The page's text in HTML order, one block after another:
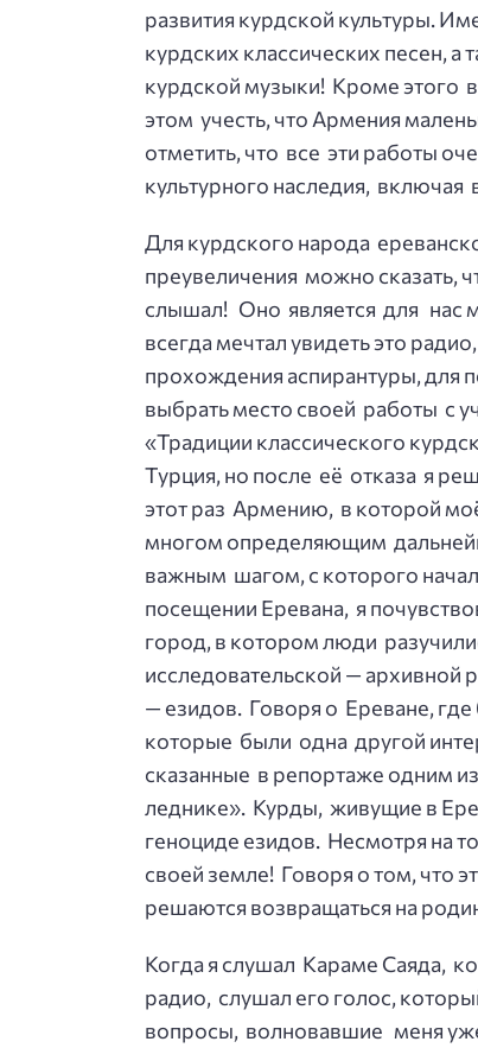
развития курдской культуры.
курдских классических песен,
курдской музыки! Кроме этого
этом учесть, что Армения
отметить, что все эти работы
культурного наследия,
Для курдского народа
преувеличения можно сказать,
слышал! Оно является для нас
всегда мечтал увидеть это
прохождения аспирантуры, для
выбрать место своей работы с
«Традиции классического
Турция, но после её отказа я
этот раз Армению, в которой
многом определяющим
важным шагом, с которого
посещении Еревана, я
город, в котором люди
исследовательской — архивной
— езидов. Говоря о Ереване,
которые были одна другой
сказанные в репортаже одним
леднике». Курды, живущие в
геноциде езидов. Несмотря на
своей земле! Говоря о том, что
решаются возвращаться на
Когда я слушал Караме Саяда,
радио, слушал его голос,
вопросы, волновавшие меня